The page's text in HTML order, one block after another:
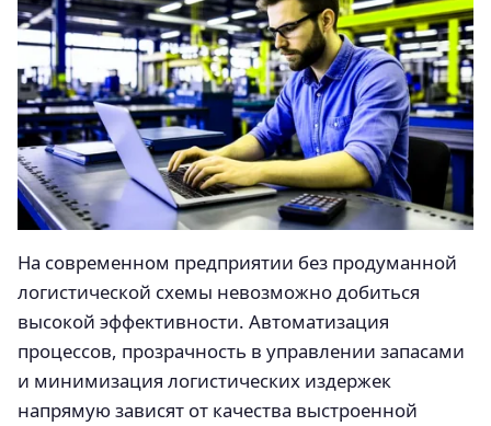
На современном предприятии без продуманной
логистической схемы невозможно добиться
высокой эффективности. Автоматизация
процессов, прозрачность в управлении запасами
и минимизация логистических издержек
напрямую зависят от качества выстроенной